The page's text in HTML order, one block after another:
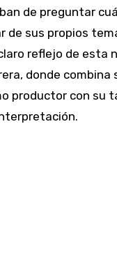
de preguntar
de sus propios
reflejo de esta
donde combina
productor con su